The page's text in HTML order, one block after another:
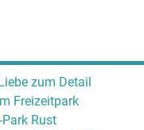
zum Detail
Freizeitpark
Rust